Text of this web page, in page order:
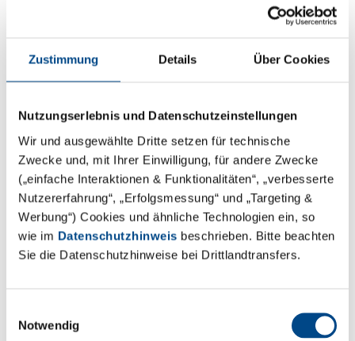
Zustimmung Details Über Cookies
Nutzungserlebnis und Datenschutzeinstellungen
Wir und ausgewählte Dritte setzen für technische
Zwecke und, mit Ihrer Einwilligung, für andere Zwecke
(„einfache Interaktionen & Funktionalitäten“, „verbesserte
Nutzererfahrung“, „Erfolgsmessung“ und „Targeting &
Werbung“) Cookies und ähnliche Technologien ein, so
wie im Datenschutzhinweis beschrieben. Bitte beachten
Sie die Datenschutzhinweise bei Drittlandtransfers.
Notwendig
strengen Anforderungen der EU-MDR sowie Methoden
zur Verbesserung der Biokompatibilität und zur
Reduzierung toxikologischer Risiken durch präzise
chemische Analysen. Die Teilnehmer haben die
Erfüllung der MDR-Vorgaben für CMR- und ED-
Substanzen zu gewinnen und sich über den Umgang
mit der Biokompatibilität von Bestandsgeräten sowie
die Umsetzung der ISO 10993-18 Richtlinien
auszutauschen.
Neben diesen Kernbereichen wird auch über aktuelle
Herausforderungen in der Toxikologie und
Agenda.